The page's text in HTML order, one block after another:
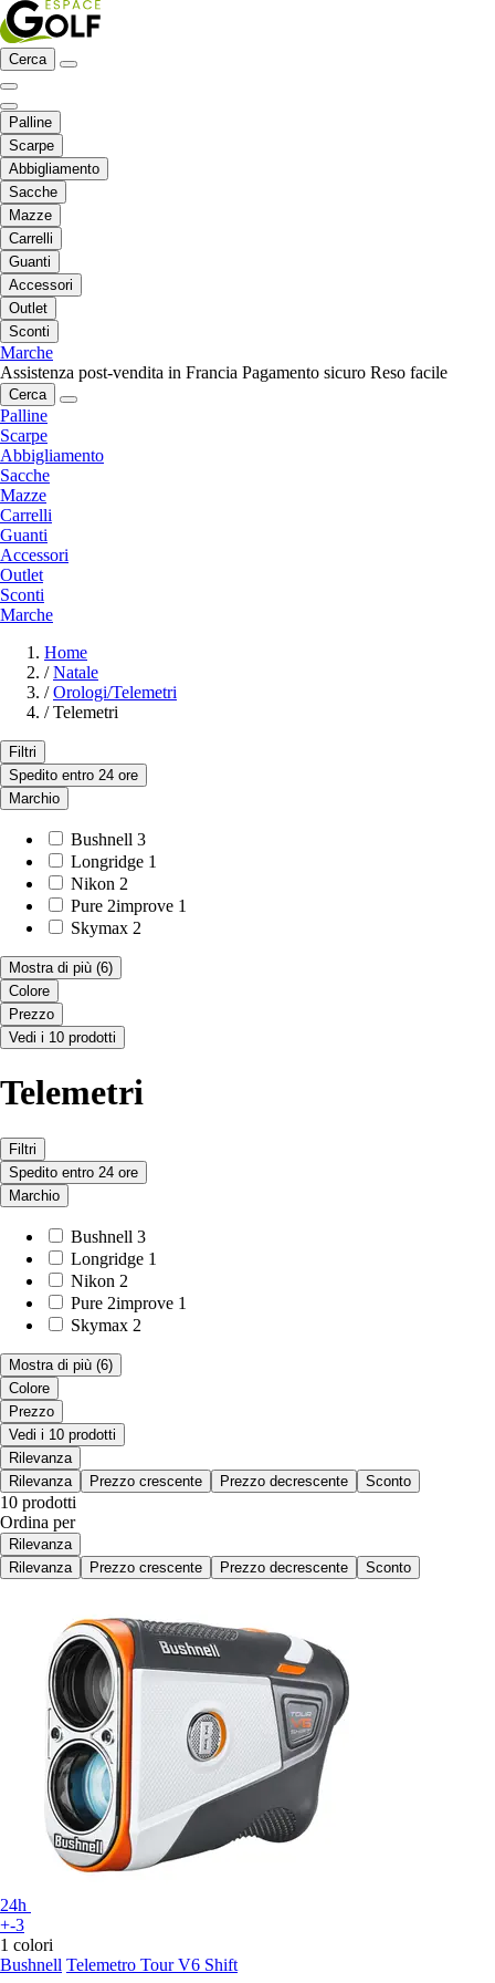
Cerca
Palline
Scarpe
Abbigliamento
Sacche
Mazze
Carrelli
Guanti
Accessori
Outlet
Sconti
Marche
Assistenza post-vendita in Francia Pagamento sicuro Reso facile
Cerca
Palline
Scarpe
Abbigliamento
Sacche
Mazze
Carrelli
Guanti
Accessori
Outlet
Sconti
Marche
Home
/ Natale
/ Orologi/Telemetri
/ Telemetri
Filtri
Spedito entro 24 ore
Marchio
Bushnell 3
Longridge 1
Nikon 2
Pure 2improve 1
Skymax 2
Mostra di più (6)
Colore
Prezzo
Vedi i 10 prodotti
Telemetri
Filtri
Spedito entro 24 ore
Marchio
Bushnell 3
Longridge 1
Nikon 2
Pure 2improve 1
Skymax 2
Mostra di più (6)
Colore
Prezzo
Vedi i 10 prodotti
Rilevanza
Rilevanza
Prezzo crescente Prezzo decrescente Sconto
10 prodotti
Ordina per
Rilevanza
Rilevanza
Prezzo crescente Prezzo decrescente Sconto
24h
+-3
1 colori
Bushnell Telemetro Tour V6 Shift